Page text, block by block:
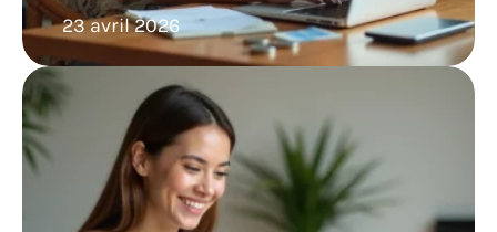
23 avril 2026